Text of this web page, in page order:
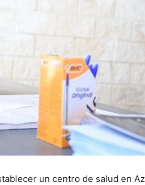
un centro de salud en